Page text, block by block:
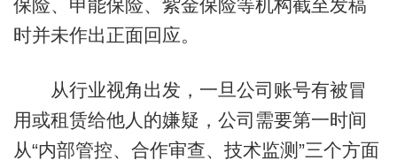
保险、申能保险、紫金保险等机构截至发稿
时并未作出正面回应。
从行业视角出发，一旦公司账号有被冒
用或租赁给他人的嫌疑，公司需要第一时间
从“内部管控、合作审查、技术监测”三个方面